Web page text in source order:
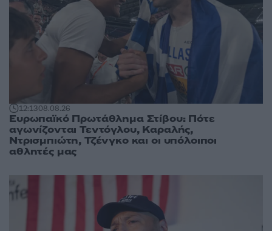
12:1308.08.26
Ευρωπαϊκό Πρωτάθλημα Στίβου: Πότε
αγωνίζονται Τεντόγλου, Καραλής,
Ντρισμπιώτη, Τζένγκο και οι υπόλοιποι
αθλητές μας